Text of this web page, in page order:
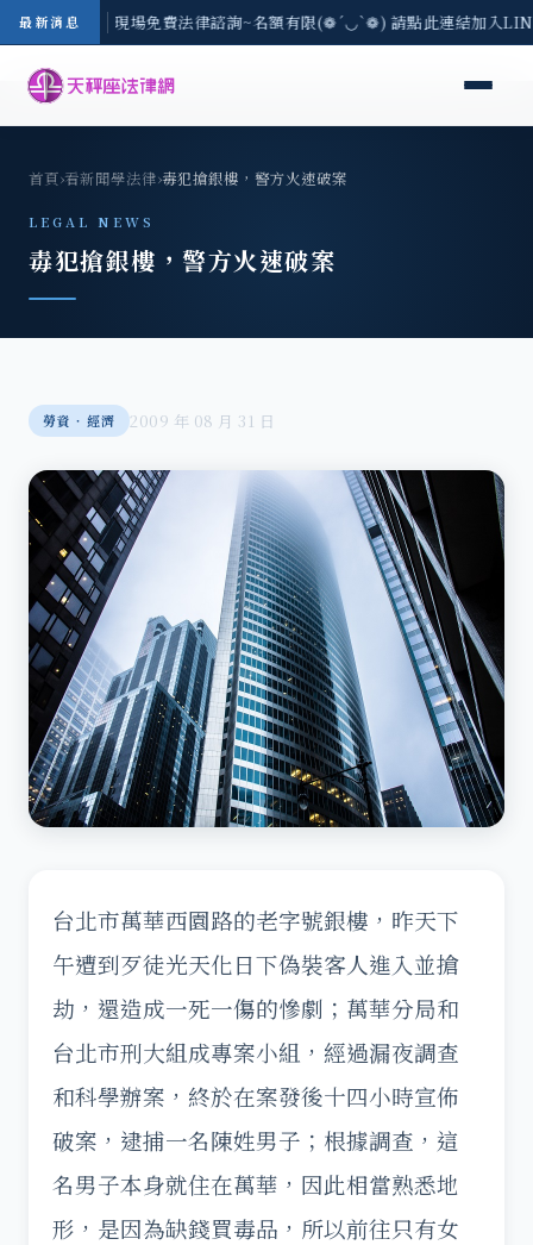
最新消息
地區-8/3(一) 現場免費法律諮詢~名額有限(❁´◡`❁) 請點此連結加入
首頁›看新聞學法律›毒犯搶銀樓，警方火速破案
LEGAL NEWS
毒犯搶銀樓，警方火速破案
勞資‧經濟 2009 年 08 月 31 日
台北市萬華西園路的老字號銀樓，昨天下
午遭到歹徒光天化日下偽裝客人進入並搶
劫，還造成一死一傷的慘劇；萬華分局和
台北市刑大組成專案小組，經過漏夜調查
和科學辦案，終於在案發後十四小時宣佈
破案，逮捕一名陳姓男子；根據調查，這
名男子本身就住在萬華，因此相當熟悉地
形，是因為缺錢買毒品，所以前往只有女